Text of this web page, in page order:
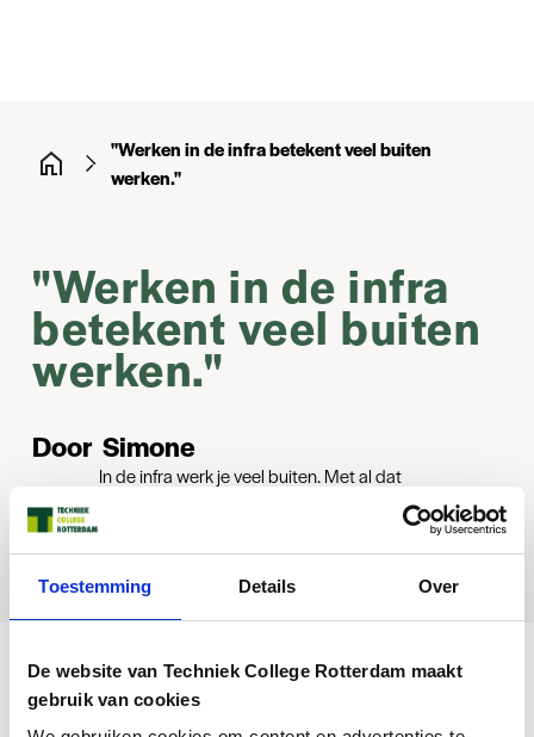
Toestemming Details Over
De website van Techniek College Rotterdam maakt
gebruik van cookies
"Werken in de infra betekent veel buiten
werken."
"Werken in de infra
betekent veel buiten
werken."
Door Simone
In de infra werk je veel buiten. Met al dat
zware werk is het belangrijk dat je lichaam
andere studenten over de opleiding
zeggen? Bekijk de video.